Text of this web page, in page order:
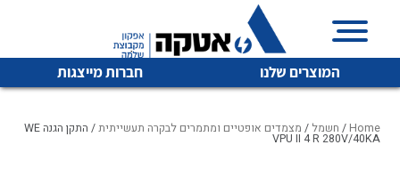
המוצרים שלנו חברות מייצגות
Home
/ חשמל / מצמדים אופטיים ומתמרים לבקרה תעשייתית / התקן הגנה WE
VPU II 4 R 280V/40KA